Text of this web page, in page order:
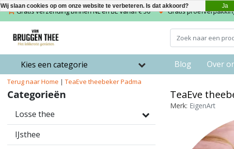
Gratis verzending binnen NL en BE vanaf € 50 Gratis
Kies een categorie Blog Over
Terug naar Home | TeaEve theebeker Padma
Categorieën
Losse thee
IJsthee
TeaEve
Merk: EigenArt
Wij slaan cookies op om onze website te verbeteren. Is dat akkoord? Ja